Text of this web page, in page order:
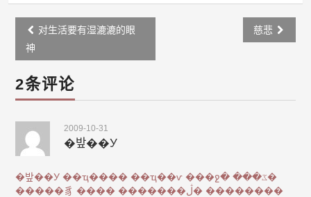
Post
navigation
对生活要有湿漉漉的眼
神
慈悲
2条评论
2009-10-31
�밮��У
�밮��У ��ҵ���� ��ҵ��ѵ ���ջ�
���ػ�
�����豸 ���� �������ڷ� ��������